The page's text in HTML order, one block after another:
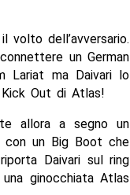
dell’avversario.
un German
Lariat ma Daivari lo
Out di Atlas!
allora a segno un
con un Big Boot che
Daivari sul ring
ginocchiata Atlas